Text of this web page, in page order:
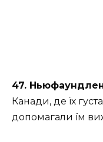
47.
Канади, де їх
допомагали їм